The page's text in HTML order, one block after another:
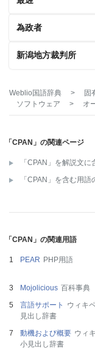
為政者
新潟地方裁判所
Weblio国語辞典 > 固
ソフトウェア
> オ
「CPAN」の関連ページ
「CPAN」を解説文
「CPAN」を含む用語
「CPAN」の関連用語
PEAR PHP用語
Mojolicious 百科事典
言語サポート
ウィキ
見出し辞書
動機および概要 ウィ
小見出し辞書